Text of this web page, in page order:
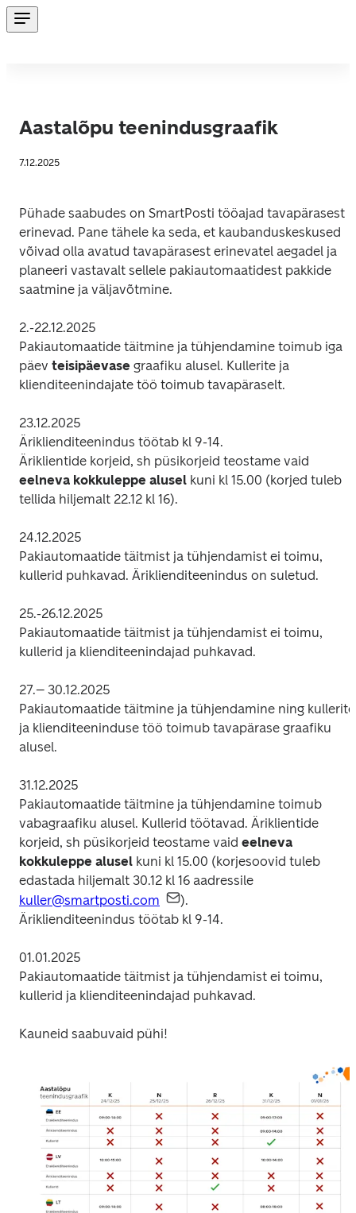
Aastalõpu teenindusgraafik
7.12.2025
Pühade saabudes on SmartPosti tööajad tavapärasest
erinevad. Pane tähele ka seda, et kaubanduskeskused
võivad olla avatud tavapärasest erinevatel aegadel ja
planeeri vastavalt sellele pakiautomaatidest pakkide
saatmine ja väljavõtmine.
2.-22.12.2025
Pakiautomaatide täitmine ja tühjendamine toimub iga
päev teisipäevase graafiku alusel. Kullerite ja
klienditeenindajate töö toimub tavapäraselt.
23.12.2025
Äriklienditeenindus töötab kl 9-14.
eelneva kokkuleppe alusel kuni kl 15.00 (korjed tuleb
tellida hiljemalt 22.12 kl 16).
24.12.2025
Pakiautomaatide täitmist ja tühjendamist ei toimu,
kullerid puhkavad. Äriklienditeenindus on suletud.
25.-26.12.2025
Pakiautomaatide täitmist ja tühjendamist ei toimu,
kullerid ja klienditeenindajad puhkavad.
27.– 30.12.2025
Pakiautomaatide täitmine ja tühjendamine ning kullerite
ja klienditeeninduse töö toimub tavapärase graafiku
alusel.
31.12.2025
Pakiautomaatide täitmine ja tühjendamine toimub
vabagraafiku alusel. Kullerid töötavad. Äriklientide
korjeid, sh püsikorjeid teostame vaid eelneva
kokkuleppe alusel kuni kl 15.00 (korjesoovid tuleb
kuller@smartposti.com
).
Äriklienditeenindus töötab kl 9-14.
01.01.2025
Pakiautomaatide täitmist ja tühjendamist ei toimu,
kullerid ja klienditeenindajad puhkavad.
Kauneid saabuvaid pühi!